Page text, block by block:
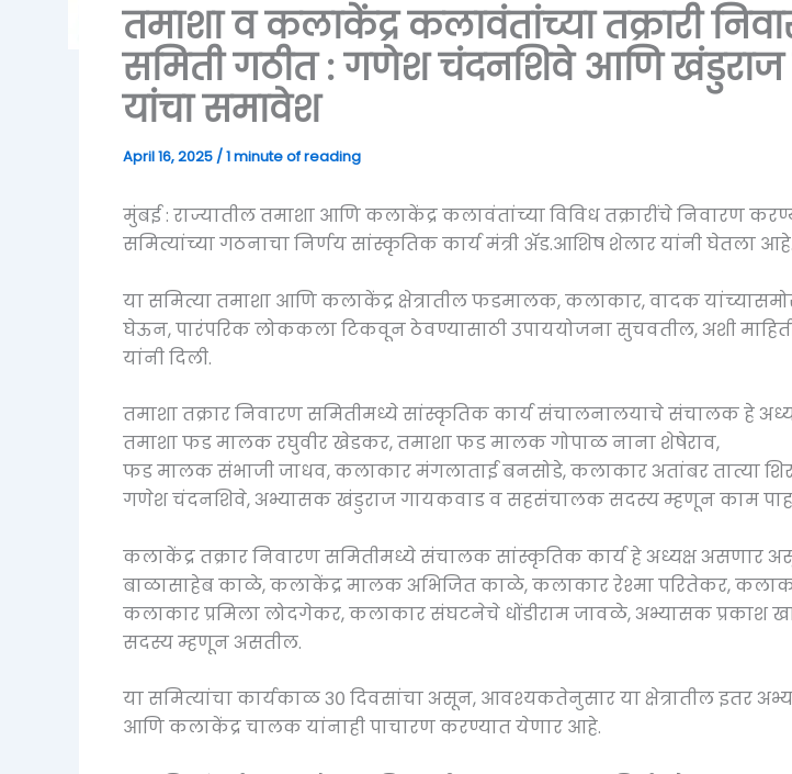
तमाशा व कलाकेंद्र कलावंतांच्या तक्रारी
समिती गठीत : गणेश चंदनशिवे आणि खंडुराज
यांचा समावेश
April 16, 2025 /1 minute of reading
मुंबई : राज्यातील तमाशा आणि कलाकेंद्र कलावंतांच्या विविध तक्रारींचे निवारण
समित्यांच्या गठनाचा निर्णय सांस्कृतिक कार्य मंत्री ॲड.आशिष शेलार यांनी घेतला आहे.
या समित्या तमाशा आणि कलाकेंद्र क्षेत्रातील फडमालक, कलाकार, वादक
घेऊन, पारंपरिक लोककला टिकवून ठेवण्यासाठी उपाययोजना सुचवतील, अशी
यांनी दिली.
तमाशा तक्रार निवारण समितीमध्ये सांस्कृतिक कार्य संचालनालयाचे संचालक हे
तमाशा फड मालक रघुवीर खेडकर, तमाशा फड मालक गोपाळ नाना शेषेराव,
फड मालक संभाजी जाधव, कलाकार मंगलाताई बनसोडे, कलाकार अतांबर तात्या
गणेश चंदनशिवे, अभ्यासक खंडुराज गायकवाड व सहसंचालक सदस्य म्हणून काम
कलाकेंद्र तक्रार निवारण समितीमध्ये संचालक सांस्कृतिक कार्य हे अध्यक्ष असणार
बाळासाहेब काळे, कलाकेंद्र मालक अभिजित काळे, कलाकार रेश्मा परितेकर,
कलाकार प्रमिला लोदगेकर, कलाकार संघटनेचे धोंडीराम जावळे, अभ्यासक प्रकाश
सदस्य म्हणून असतील.
या समित्यांचा कार्यकाळ ३० दिवसांचा असून, आवश्यकतेनुसार या क्षेत्रातील इतर
आणि कलाकेंद्र चालक यांनाही पाचारण करण्यात येणार आहे.